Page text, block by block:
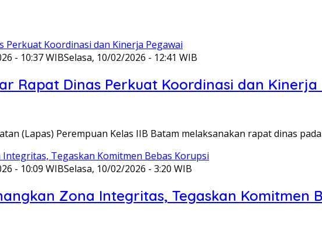
- 10:37 WIBSelasa, 10/02/2026 - 12:41 WIB
Rapat Dinas Perkuat Koordinasi dan Kinerja
(Lapas) Perempuan Kelas IIB Batam melaksanakan rapat dinas
- 10:09 WIBSelasa, 10/02/2026 - 3:20 WIB
Zona Integritas, Tegaskan Komitmen